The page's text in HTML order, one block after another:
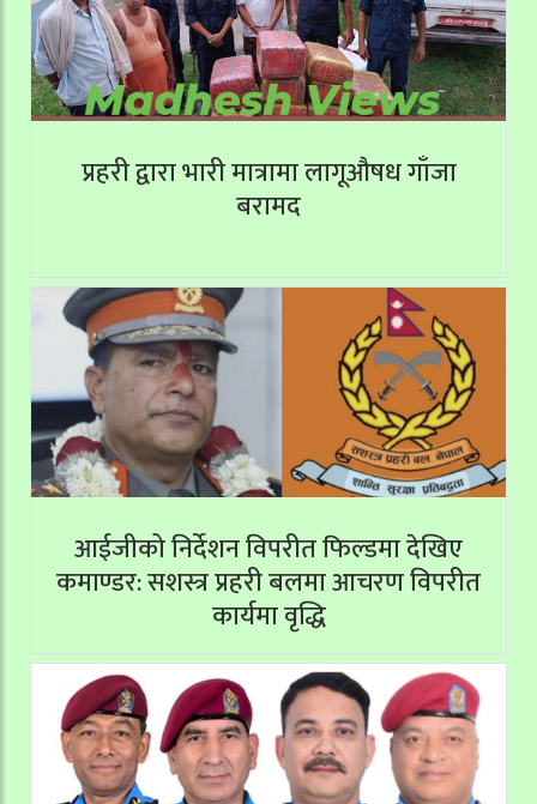
प्रहरी द्वारा भारी मात्रामा लागूऔषध गाँजा
बरामद
आईजीको निर्देशन विपरीत फिल्डमा देखिए
कमाण्डर: सशस्त्र प्रहरी बलमा आचरण विपरीत
कार्यमा वृद्धि